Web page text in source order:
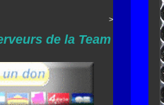
>
de la Team